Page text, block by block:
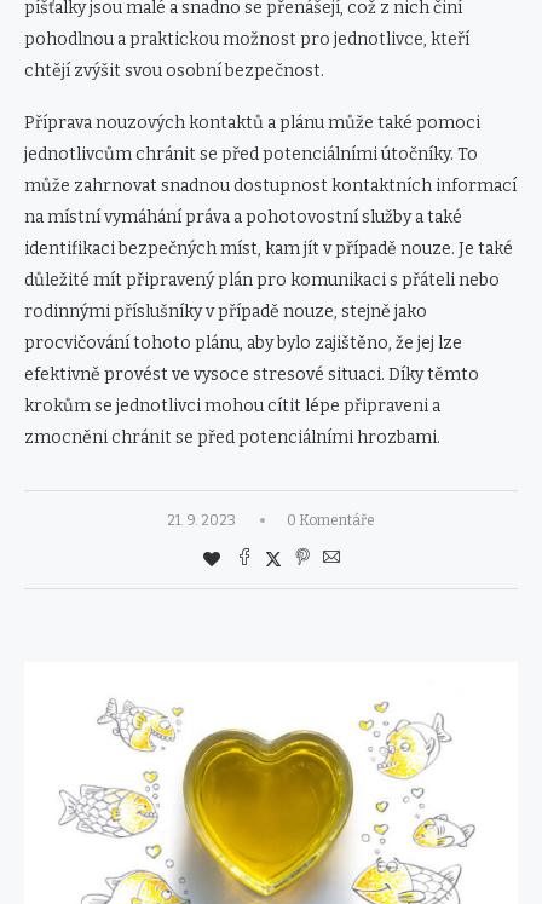
píšťalky jsou malé a snadno se přenášejí, což z nich činí
pohodlnou a praktickou možnost pro jednotlivce, kteří
chtějí zvýšit svou osobní bezpečnost.
Příprava nouzových kontaktů a plánu může také pomoci
jednotlivcům chránit se před potenciálními útočníky. To
může zahrnovat snadnou dostupnost kontaktních informací
na místní vymáhání práva a pohotovostní služby a také
identifikaci bezpečných míst, kam jít v případě nouze. Je také
důležité mít připravený plán pro komunikaci s přáteli nebo
rodinnými příslušníky v případě nouze, stejně jako
procvičování tohoto plánu, aby bylo zajištěno, že jej lze
efektivně provést ve vysoce stresové situaci. Díky těmto
krokům se jednotlivci mohou cítit lépe připraveni a
zmocněni chránit se před potenciálními hrozbami.
21. 9. 2023 0 Komentáře